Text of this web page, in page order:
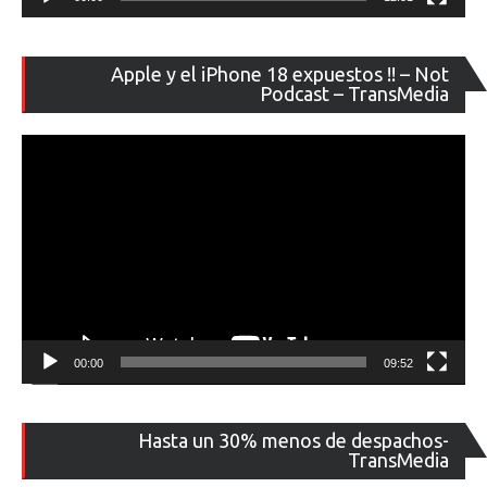
Apple y el iPhone 18 expuestos !! – Not
Podcast – TransMedia
de
00:00 09:52
Hasta un 30% menos de despachos-
TransMedia
de